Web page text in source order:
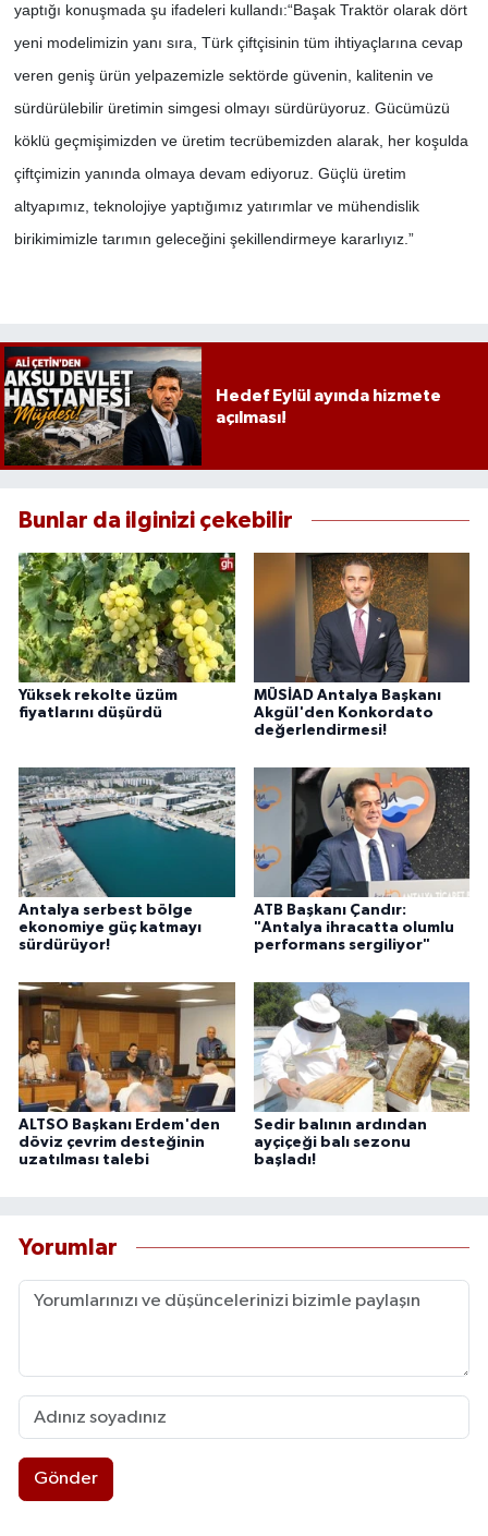
yaptığı konuşmada şu ifadeleri kullandı:“Başak Traktör olarak dört
yeni modelimizin yanı sıra, Türk çiftçisinin tüm ihtiyaçlarına cevap
veren geniş ürün yelpazemizle sektörde güvenin, kalitenin ve
sürdürülebilir üretimin simgesi olmayı sürdürüyoruz. Gücümüzü
köklü geçmişimizden ve üretim tecrübemizden alarak, her koşulda
çiftçimizin yanında olmaya devam ediyoruz. Güçlü üretim
altyapımız, teknolojiye yaptığımız yatırımlar ve mühendislik
birikimimizle tarımın geleceğini şekillendirmeye kararlıyız.”
Hedef Eylül ayında hizmete
açılması!
Bunlar da ilginizi çekebilir
Yüksek rekolte üzüm
fiyatlarını düşürdü
MÜSİAD Antalya Başkanı
Akgül'den Konkordato
değerlendirmesi!
Antalya serbest bölge
ekonomiye güç katmayı
sürdürüyor!
ATB Başkanı Çandır:
"Antalya ihracatta olumlu
performans sergiliyor"
ALTSO Başkanı Erdem'den
döviz çevrim desteğinin
uzatılması talebi
Sedir balının ardından
ayçiçeği balı sezonu
başladı!
Yorumlar
Gönder